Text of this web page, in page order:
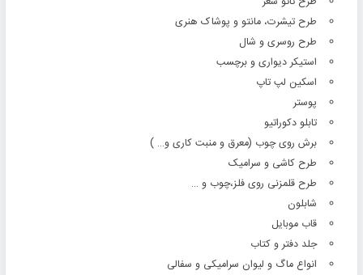
طرح تیشرت، مانتو و پوشاک هنری
طرح روسری و شال
استیکر دیواری و برچسب
اسکین لپ تاپ
پوستر
تابلو دکوراتیو
برش روی چوب (معرق و منبت کاری و… )
طرح کاشی و سرامیک
طرح قلمزنی روی فلز،چوب و …
شابلون
قاب موبایل
جلد دفتر و کتاب
انواع ماگ و لیوان سرامیکی و سفالی